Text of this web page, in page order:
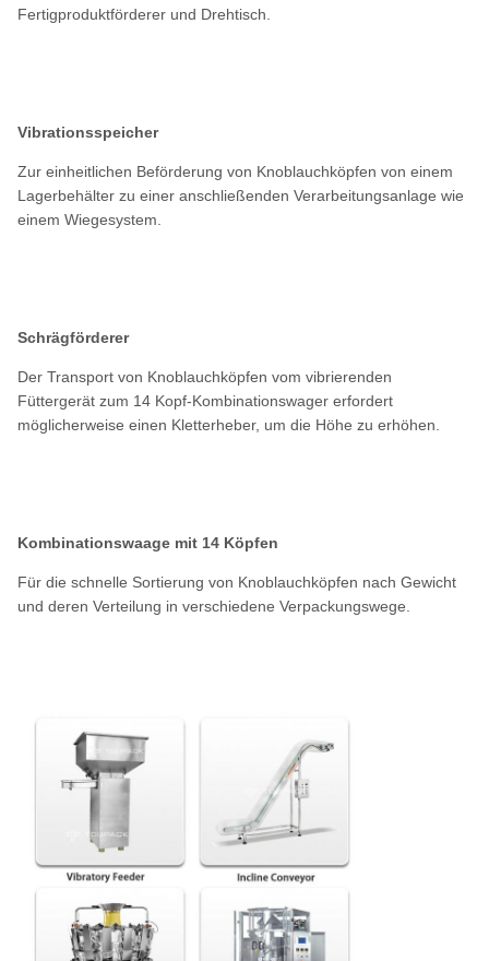
Fertigproduktförderer und Drehtisch.
Vibrationsspeicher
Zur einheitlichen Beförderung von Knoblauchköpfen von einem
Lagerbehälter zu einer anschließenden Verarbeitungsanlage wie
einem Wiegesystem.
Schrägförderer
Der Transport von Knoblauchköpfen vom vibrierenden
Füttergerät zum 14 Kopf-Kombinationswager erfordert
möglicherweise einen Kletterheber, um die Höhe zu erhöhen.
Kombinationswaage mit 14 Köpfen
Für die schnelle Sortierung von Knoblauchköpfen nach Gewicht
und deren Verteilung in verschiedene Verpackungswege.